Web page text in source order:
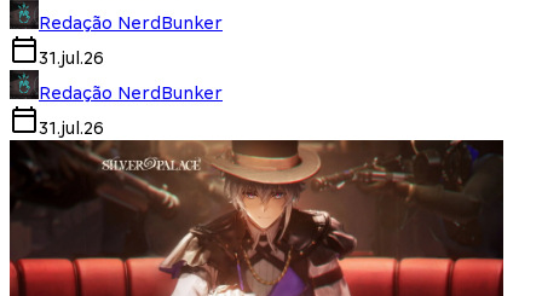
Redação NerdBunker
31.jul.26
Redação NerdBunker
31.jul.26